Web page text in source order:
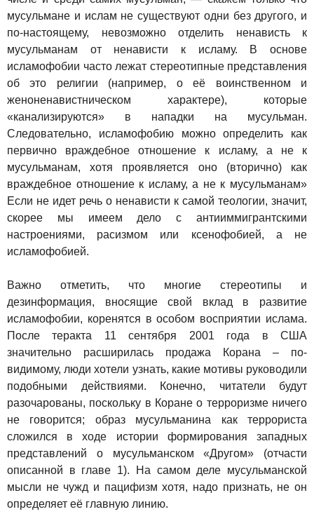
мусульмане и ислам не существуют одни без другого, и
по-настоящему, невозможно отделить ненависть к
мусульманам от ненависти к исламу. В основе
исламофобии часто лежат стереотипные представления
об это религии (например, о её воинственном и
женоненавистническом характере), которые
«канализируются» в нападки на мусульман.
Следовательно, исламофобию можно определить как
первично враждебное отношение к исламу, а не к
мусульманам, хотя проявляется оно (вторично) как
враждебное отношение к исламу, а не к мусульманам»
Если не идет речь о ненависти к самой теологии, значит,
скорее мы имеем дело с антииммигрантскими
настроениями, расизмом или ксенофобией, а не
исламофобией.
Важно отметить, что многие стереотипы и
дезинформация, вносящие свой вклад в развитие
исламофобии, коренятся в особом восприятии ислама.
После теракта 11 сентября 2001 года в США
значительно расширилась продажа Корана – по-
видимому, люди хотели узнать, какие мотивы руководили
подобными действиями. Конечно, читатели будут
разочарованы, поскольку в Коране о терроризме ничего
не говорится; образ мусульманина как террориста
сложился в ходе истории формирования западных
представлений о мусульманском «Другом» (отчасти
описанной в главе 1). На самом деле мусульманской
мысли не чужд и пацифизм хотя, надо признать, не он
определяет её главную линию.